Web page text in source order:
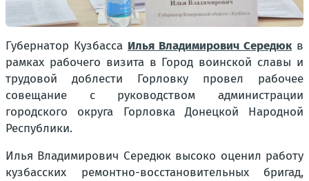
Губернатор Кузбасса Илья Владимирович Середюкв
рамках рабочего визита в Город воинской славы и
трудовой доблести Горловку провел рабочее
совещание с руководством администрации
городского округа Горловка Донецкой Народной
Республики.
Илья Владимирович Середюк высоко оценил работу
кузбасских ремонтно-восстановительных бригад,